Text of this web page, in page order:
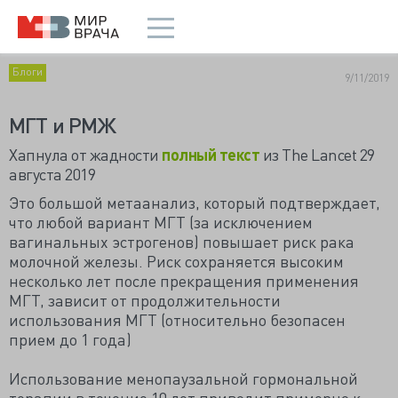
Блоги 9/11/2019
МГТ и РМЖ
Хапнула от жадности полный текст из The Lancet 29
августа 2019
Это большой метаанализ, который подтверждает,
что любой вариант МГТ (за исключением
вагинальных эстрогенов) повышает риск рака
молочной железы. Риск сохраняется высоким
несколько лет после прекращения применения
МГТ, зависит от продолжительности
использования МГТ (относительно безопасен
прием до 1 года)
Использование менопаузальной гормональной